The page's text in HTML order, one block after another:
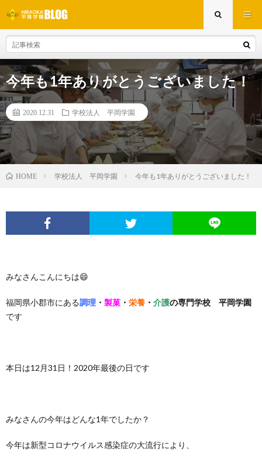
今年も1年ありがとうございました！
2020.12.31 学校法人 平岡学園
HOME 学校法人 平岡学園 今年も1年ありがとうございました！
みなさんこんにちは😄
福岡県小郡市にある調理 ・ 製菓 ・ 栄養 ・ 介護の専門学校 平岡学園
です
本日は12月31日！2020年最後の日です
みなさんの今年はどんな1年でしたか？
今年は新型コロナウイルス感染症の大流行により、